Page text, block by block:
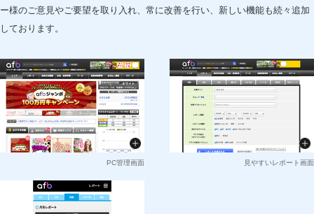
ー様のご意見やご要望を取り入れ、常に改善を行い、新しい機能も続々追加
しております。
PC管理画面 見やすいレポート画面